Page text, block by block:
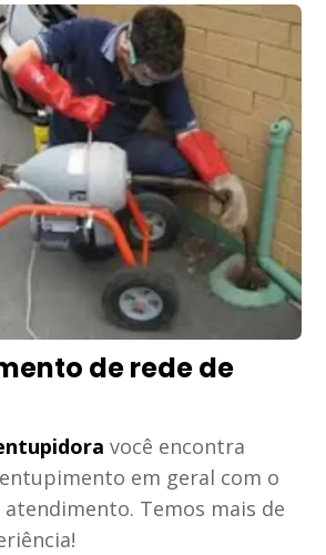
de rede de
você encontra
em geral com o
Temos mais de